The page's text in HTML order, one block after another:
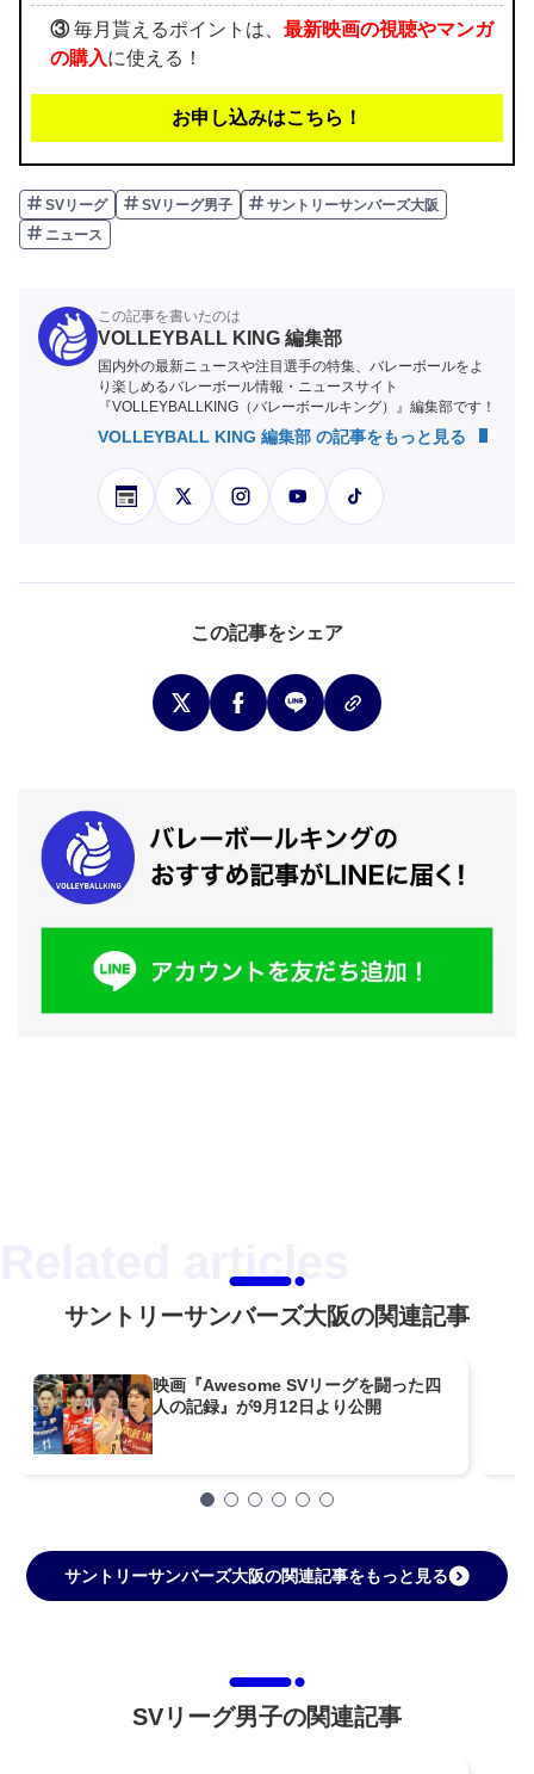
③毎月貰えるポイントは、 最新映画の視聴やマンガ
の購入に使える！
お申し込みはこちら！
SVリーグ SVリーグ男子
サントリーサンバーズ大阪
ニュース
この記事を書いたのは
VOLLEYBALL KING 編集部
国内外の最新ニュースや注目選手の特集、バレーボールをよ
り楽しめるバレーボール情報・ニュースサイト
『VOLLEYBALLKING（バレーボールキング）』編集部です！
VOLLEYBALL KING 編集部 の記事をもっと見る
この記事をシェア
サントリーサンバーズ大阪の関連記事
映画『Awesome SVリーグを闘った四
人の記録』が9月12日より公開
サントリーサンバーズ大阪の関連記事をもっと見る
SVリーグ男子の関連記事